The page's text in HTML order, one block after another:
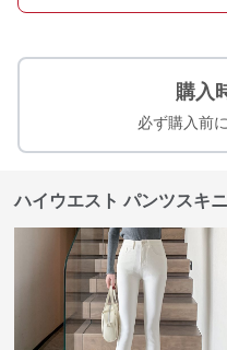
購入
必ず購入前
ハイウエスト パンツスキ